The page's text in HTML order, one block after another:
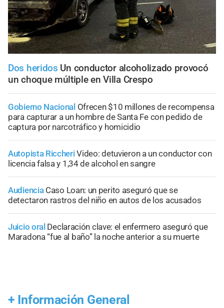
Dos heridos Un conductor alcoholizado provocó
un choque múltiple en Villa Crespo
Gobierno Nacional Ofrecen $10 millones de recompensa
para capturar a un hombre de Santa Fe con pedido de
captura por narcotráfico y homicidio
Autopista RiccheriVideo: detuvieron a un conductor con
licencia falsa y 1,34 de alcohol en sangre
Audiencia Caso Loan: un perito aseguró que se
detectaron rastros del niño en autos de los acusados
Juicio oral Declaración clave: el enfermero aseguró que
Maradona “fue al baño” la noche anterior a su muerte
+ Información General